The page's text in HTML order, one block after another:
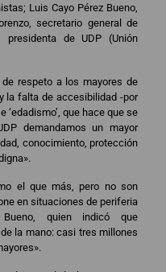
Luis Cayo Pérez Bueno,
secretario general de
presidenta de UDP (Unión
respeto a los mayores de
la falta de accesibilidad -por
que hace que se
demandamos un mayor
conocimiento, protección
el que más, pero no son
en situaciones de periferia
quien indicó que
la mano: casi tres millones